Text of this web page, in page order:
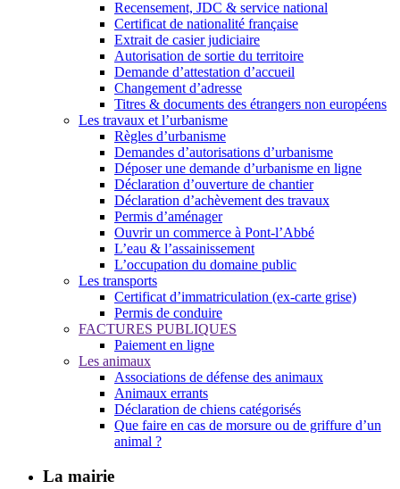
Recensement, JDC & service national
Certificat de nationalité française
Extrait de casier judiciaire
Autorisation de sortie du territoire
Demande d’attestation d’accueil
Changement d’adresse
Titres & documents des étrangers non européens
Les travaux et l’urbanisme
Règles d’urbanisme
Demandes d’autorisations d’urbanisme
Déposer une demande d’urbanisme en ligne
Déclaration d’ouverture de chantier
Déclaration d’achèvement des travaux
Permis d’aménager
Ouvrir un commerce à Pont-l’Abbé
L’eau & l’assainissement
L’occupation du domaine public
Les transports
Certificat d’immatriculation (ex-carte grise)
Permis de conduire
FACTURES PUBLIQUES
Paiement en ligne
Les animaux
Associations de défense des animaux
Animaux errants
Déclaration de chiens catégorisés
Que faire en cas de morsure ou de griffure d’un
animal ?
La mairie